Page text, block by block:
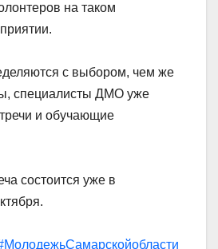
на таком
с выбором, чем же
специалисты ДМО уже
и обучающие
состоится уже в